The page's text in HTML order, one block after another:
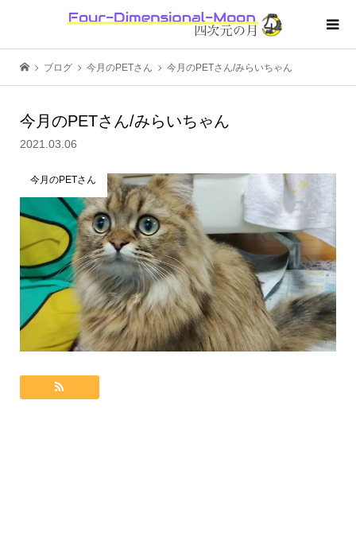
ブログ 今月のPETさん 今月のPETさん/みらいちゃん
今月のPETさん/みらいちゃん
2021.03.06
今月のPETさん